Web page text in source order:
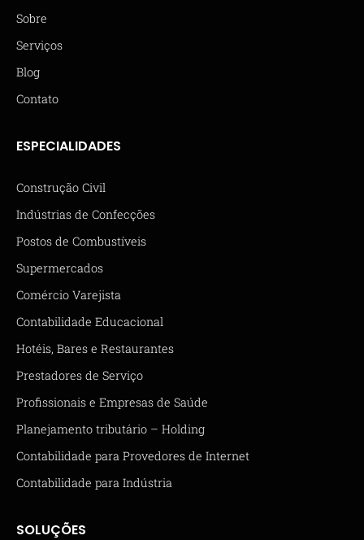
Sobre
Serviços
Blog
Contato
ESPECIALIDADES
Construção Civil
Indústrias de Confecções
Postos de Combustíveis
Supermercados
Comércio Varejista
Contabilidade Educacional
Hotéis, Bares e Restaurantes
Prestadores de Serviço
Profissionais e Empresas de Saúde
Planejamento tributário – Holding
Contabilidade para Provedores de Internet
Contabilidade para Indústria
SOLUÇÕES